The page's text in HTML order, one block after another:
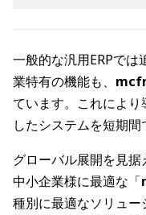
一般的な汎用ERPで
業特有の機能も、
ています。これによ
したシステムを短期間
グローバル展開を見据
中小企業様に最適な「
種別に最適なソリュ